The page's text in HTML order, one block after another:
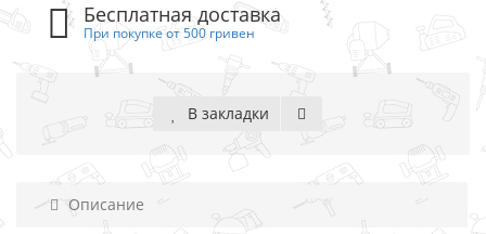
Бесплатная доставка
При покупке от 500 гривен
В закладки
Описание